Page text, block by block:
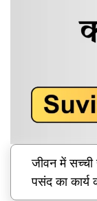
जीवन में
पसंद का कार्य